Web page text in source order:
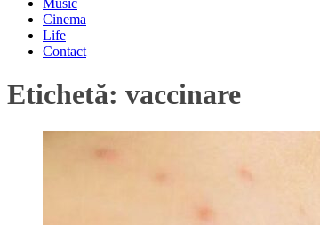
Music
Cinema
Life
Contact
Etichetă: vaccinare